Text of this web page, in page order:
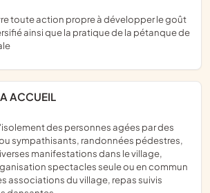
ainsi que la pratique de la pétanque de
ACCUEIL
sympathisants, randonnées pédestres,
manifestations dans le village,
spectacles seule ou en commun
associations du village, repas suivis